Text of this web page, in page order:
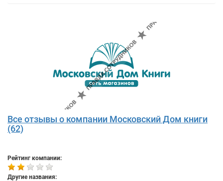
Все отзывы о компании Московский Дом книги
(62)
Рейтинг компании:
Другие названия: